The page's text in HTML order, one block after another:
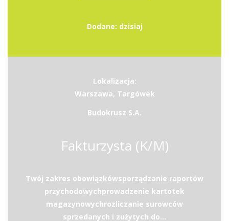
Dodane: dzisiaj
Lokalizacja:
Warszawa, Targówek
Budokrusz S.A.
Fakturzysta (K/M)
Twój zakres obowiązkówsporządzanie raportów
przychodowychprowadzenie kartotek
magazynowychrozliczanie surowców
sprzedanych i zużytych do...